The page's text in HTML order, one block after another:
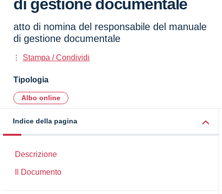
di gestione documentale
atto di nomina del responsabile del manuale
di gestione documentale
Stampa / Condividi
Tipologia
Albo online
Indice della pagina
Descrizione
Il Documento